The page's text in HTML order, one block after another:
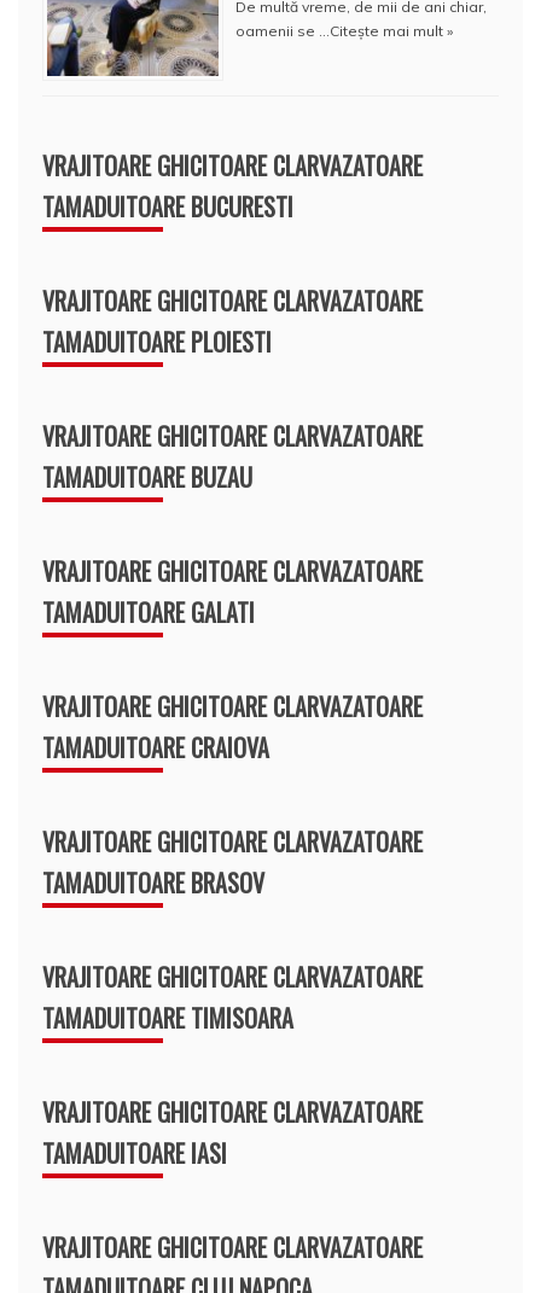
De multă vreme, de mii de ani chiar,
oamenii se … Citește mai mult »
VRAJITOARE GHICITOARE CLARVAZATOARE
TAMADUITOARE BUCURESTI
VRAJITOARE GHICITOARE CLARVAZATOARE
TAMADUITOARE PLOIESTI
VRAJITOARE GHICITOARE CLARVAZATOARE
TAMADUITOARE BUZAU
VRAJITOARE GHICITOARE CLARVAZATOARE
TAMADUITOARE GALATI
VRAJITOARE GHICITOARE CLARVAZATOARE
TAMADUITOARE CRAIOVA
VRAJITOARE GHICITOARE CLARVAZATOARE
TAMADUITOARE BRASOV
VRAJITOARE GHICITOARE CLARVAZATOARE
TAMADUITOARE TIMISOARA
VRAJITOARE GHICITOARE CLARVAZATOARE
TAMADUITOARE IASI
VRAJITOARE GHICITOARE CLARVAZATOARE